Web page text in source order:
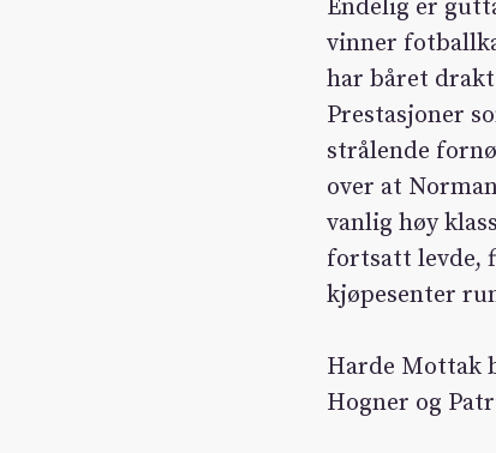
Endelig er
vinner
har båret
Prestasjoner
strålende
over at
vanlig høy
fortsatt levde,
kjøpesenter
Harde Mottak
Hogner og